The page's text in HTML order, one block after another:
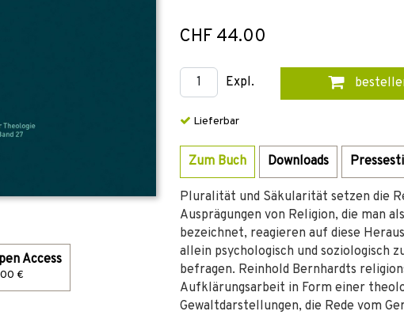
Access
€
CHF 44.00
Expl.
Lieferbar
Zum Buch Downloads
Pluralität und Säkularität setzen die
Ausprägungen von Religion, die man
bezeichnet, reagieren auf diese
allein psychologisch und soziologisch
befragen. Reinhold Bernhardts
Aufklärungsarbeit in Form einer
Gewaltdarstellungen, die Rede vom